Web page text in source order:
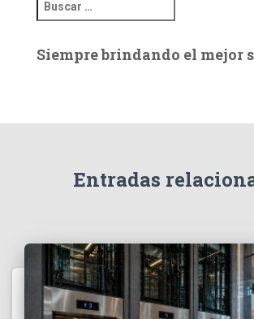
u
c
Siempre brindando el mejor
Entradas